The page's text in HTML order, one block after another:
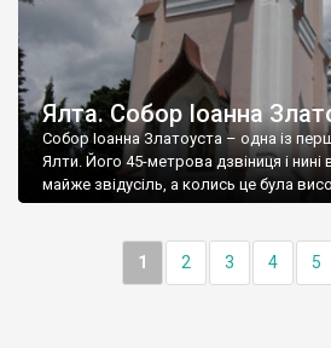
Ялта. Собор Іоанна
Собор Іоанна Златоуста – одна із
Ялти. Його 45-метрова дзвіниця і нині
майже звідусіль, а колись це була
1 2 3 4 5